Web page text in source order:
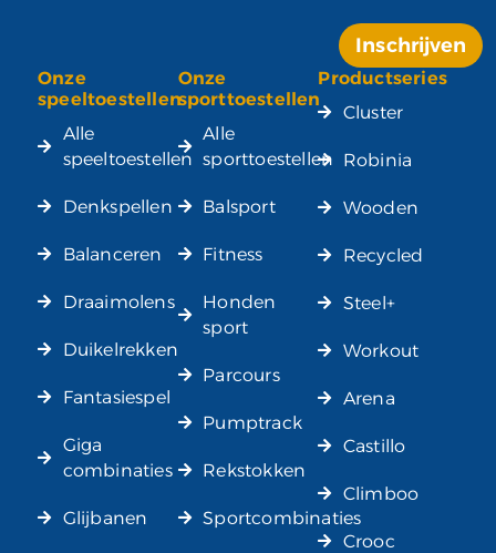
Inschrijven
Alternative:
Onze
speeltoestellen
Alle
speeltoestellen
Denkspellen
Balanceren
Draaimolens
Duikelrekken
Fantasiespel
Giga
combinaties
Glijbanen
Onze
sporttoestellen
Alle
sporttoestellen
Balsport
Fitness
Honden
sport
Parcours
Pumptrack
Rekstokken
Sportcombinaties
Productseries
Cluster
Robinia
Wooden
Recycled
Steel+
Workout
Arena
Castillo
Climboo
Crooc